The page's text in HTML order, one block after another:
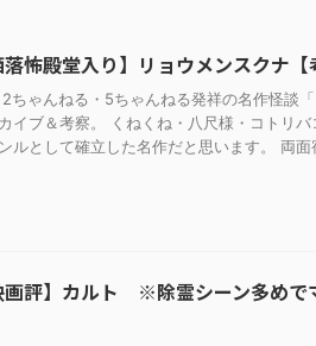
落怖殿堂入り】リョウメンスクナ【
ちゃんねる・5ちゃんねる発祥の名作怪談
イブ＆考察。 くねくね・八尺様・コトリ
ルとして確立した名作だと思います。 両
画評】カルト ※除霊シーン多めで